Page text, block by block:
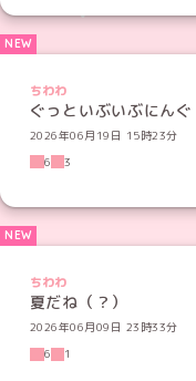
ちわわ
ぐっといぶいぶにんぐ
2026年06月19日 15時23分
6
3
ちわわ
夏だね（？）
2026年06月09日 23時33分
6
1